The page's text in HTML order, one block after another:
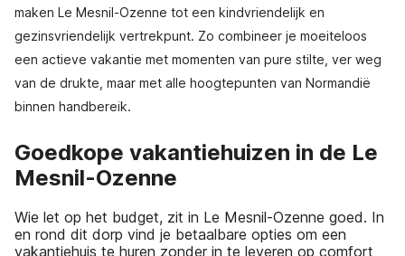
maken Le Mesnil-Ozenne tot een kindvriendelijk en
gezinsvriendelijk vertrekpunt. Zo combineer je moeiteloos
een actieve vakantie met momenten van pure stilte, ver weg
van de drukte, maar met alle hoogtepunten van Normandië
binnen handbereik.
Goedkope vakantiehuizen in de Le
Mesnil-Ozenne
Wie let op het budget, zit in Le Mesnil-Ozenne goed. In
en rond dit dorp vind je betaalbare opties om een
vakantiehuis te huren zonder in te leveren op comfort